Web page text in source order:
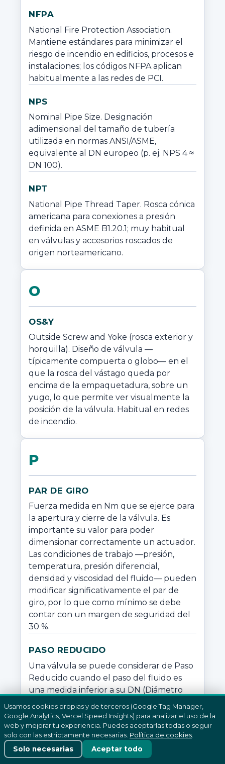
NFPA
National Fire Protection Association.
Mantiene estándares para minimizar el
riesgo de incendio en edificios, procesos e
instalaciones; los códigos NFPA aplican
habitualmente a las redes de PCI.
NPS
Nominal Pipe Size. Designación
adimensional del tamaño de tubería
utilizada en normas ANSI/ASME,
equivalente al DN europeo (p. ej. NPS 4 ≈
DN 100).
NPT
National Pipe Thread Taper. Rosca cónica
americana para conexiones a presión
definida en ASME B1.20.1; muy habitual
en válvulas y accesorios roscados de
origen norteamericano.
O
OS&Y
Outside Screw and Yoke (rosca exterior y
horquilla). Diseño de válvula —
típicamente compuerta o globo— en el
que la rosca del vástago queda por
encima de la empaquetadura, sobre un
yugo, lo que permite ver visualmente la
posición de la válvula. Habitual en redes
de incendio.
P
PAR DE GIRO
Fuerza medida en Nm que se ejerce para
la apertura y cierre de la válvula. Es
importante su valor para poder
dimensionar correctamente un actuador.
Las condiciones de trabajo —presión,
temperatura, presión diferencial,
densidad y viscosidad del fluido— pueden
modificar significativamente el par de
giro, por lo que como mínimo se debe
contar con un margen de seguridad del
30 %.
PASO REDUCIDO
Una válvula se puede considerar de Paso
Reducido cuando el paso del fluido es
una medida inferior a su DN (Diámetro
Nominal). Según UNE-EN 13828.
PASO TOTAL
Una válvula se puede considerar de Paso
Total o Paso Completo cuando el paso
Usamos cookies propias y de terceros (Google Tag Manager,
Google Analytics, Vercel Speed Insights) para analizar el uso de la
web y mejorar tu experiencia. Puedes aceptarlas todas o seguir
solo con las estrictamente necesarias. Política de cookies
Solo necesarias
Aceptar todo